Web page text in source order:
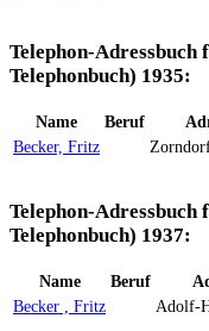
Telephon-Adressbuch
Telephonbuch) 1935:
Name Beruf
Becker, Fritz
Telephon-Adressbuch
Telephonbuch) 1937:
Name Beruf
Becker , Fritz
Adolf-